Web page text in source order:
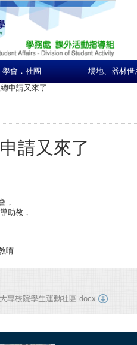
學會．社團 場地、器材借
申請又來了
請又來了
，
助教，
唷
專校院學生運動社團.docx